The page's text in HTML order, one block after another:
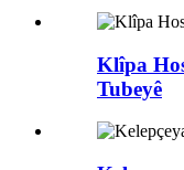
Klîpa
Tubeyê